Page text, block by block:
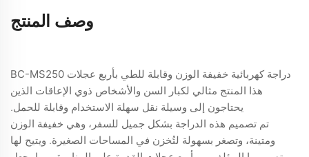
وصف المنتج
دراجة كهربائية خفيفة الوزن وقابلة للطي بأربع عجلات BC-MS250
هذا المنتج مثالي لكبار السن والأشخاص ذوي الإعاقات الذين
يحتاجون إلى وسيلة نقل سهلة الاستخدام وقابلة للحمل.
تم تصميم هذه الدراجة بشكل جميل للسفر، وهي خفيفة الوزن
ومتينة، وتصغر بسهولة لتُخزن في المساحات الصغيرة. ويتيح لها